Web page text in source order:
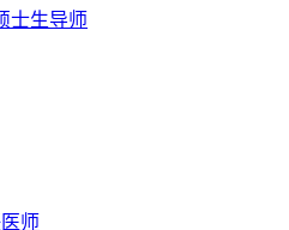
士生导师
师